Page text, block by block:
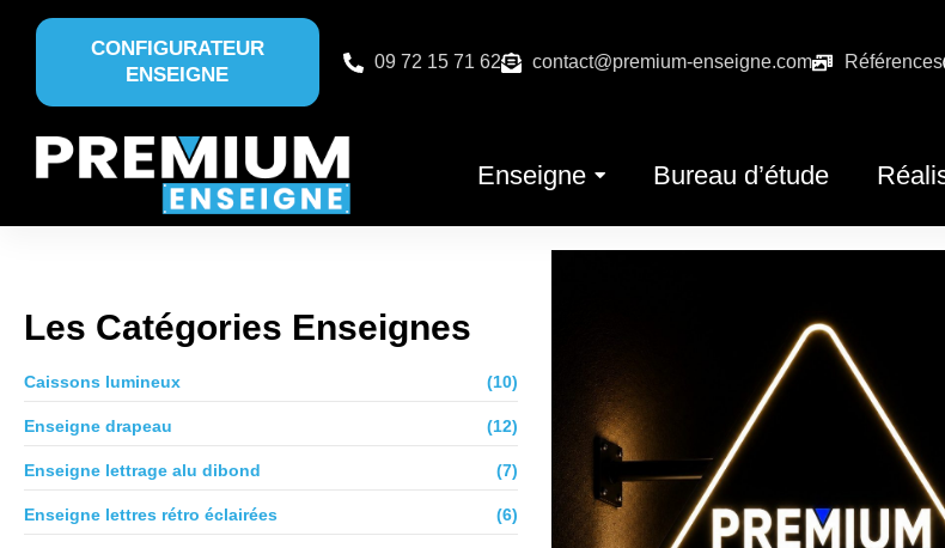
CONFIGURATEUR
ENSEIGNE
09 72 15 71 62 contact@premium-enseigne.com Références
Enseigne Bureau d’étude
Les Catégories Enseignes
Caissons lumineux (10)
Enseigne drapeau (12)
Enseigne lettrage alu dibond (7)
Enseigne lettres rétro éclairées (6)